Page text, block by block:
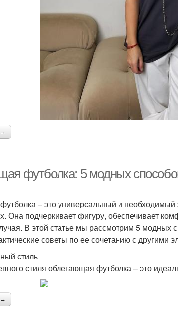
→
футболка: 5 модных
– это универсальный и
Она подчеркивает фигуру, обеспечивает
В этой статье мы рассмотрим 5 модных
советы по ее сочетанию с другими
стиль
стиля облегающая футболка – это
→